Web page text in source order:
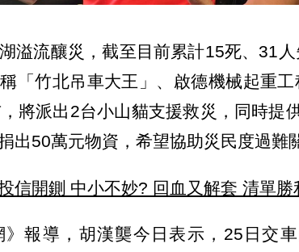
溢流釀災，截至目前累計15死、31
「竹北吊車大王」、啟德機械起重
將派出2台小山貓支援救災，同時提
出50萬元物資，希望協助災民度過難
信開鍘 中小不妙? 回血又解套 清單勝
報導，胡漢龑今日表示，25日交